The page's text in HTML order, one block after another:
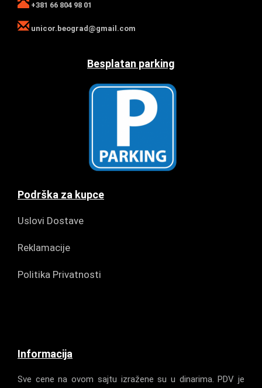
+381 66 804 98 01
unicor.beograd@gmail.com
Besplatan parking
Podrška za kupce
Uslovi Dostave
Reklamacije
Politika Privatnosti
Informacija
Sve cene na ovom sajtu izražene su u dinarima. PDV je